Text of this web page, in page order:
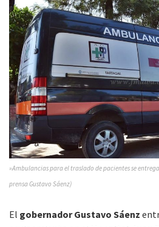
»Ambulancias para el traslado de pacientes se
prensa Gustavo Sáenz)
El gobernador Gustavo Sáenz